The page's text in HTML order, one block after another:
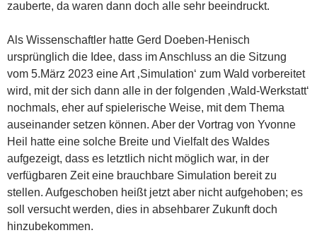
zauberte, da waren dann doch alle sehr beeindruckt.
Als Wissenschaftler hatte Gerd Doeben-Henisch
ursprünglich die Idee, dass im Anschluss an die Sitzung
vom 5.März 2023 eine Art ‚Simulation‘ zum Wald vorbereitet
wird, mit der sich dann alle in der folgenden ‚Wald-Werkstatt‘
nochmals, eher auf spielerische Weise, mit dem Thema
auseinander setzen können. Aber der Vortrag von Yvonne
Heil hatte eine solche Breite und Vielfalt des Waldes
aufgezeigt, dass es letztlich nicht möglich war, in der
verfügbaren Zeit eine brauchbare Simulation bereit zu
stellen. Aufgeschoben heißt jetzt aber nicht aufgehoben; es
soll versucht werden, dies in absehbarer Zukunft doch
hinzubekommen.